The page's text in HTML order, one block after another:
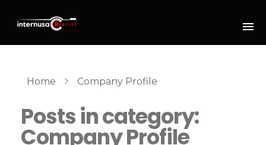
Home Company Profile
Posts in category:
Company Profile